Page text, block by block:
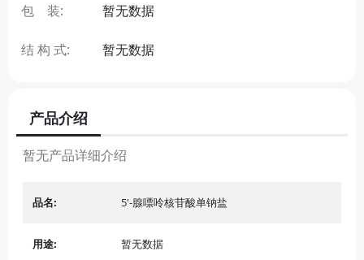
包 装: 暂无数据
结 构 式: 暂无数据
产品介绍
暂无产品详细介绍
品名: 5'-腺嘌呤核苷酸单钠盐
用途: 暂无数据